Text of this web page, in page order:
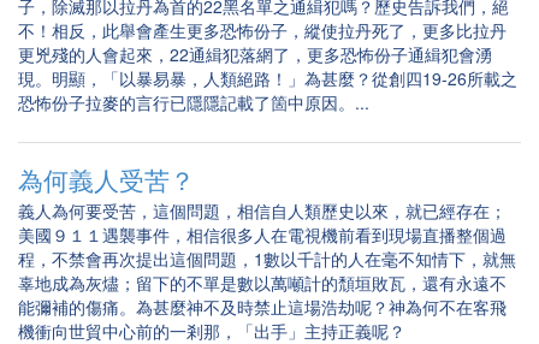
子，除滅那以拉丹為首的22黑名單之通緝犯嗎？歷史告訴我們，絕
不！相反，此舉會產生更多恐怖份子，縱使拉丹死了，更多比拉丹
更兇殘的人會起來，22通緝犯落網了，更多恐怖份子通緝犯會湧
現。明顯，「以暴易暴，人類絕路！」為甚麼？從創四19-26所載之
恐怖份子拉麥的言行已隱隱記載了箇中原因。...
為何義人受苦？
義人為何要受苦，這個問題，相信自人類歷史以來，就已經存在；
美國９１１遇襲事件，相信很多人在電視機前看到現場直播整個過
程，不禁會再次提出這個問題，1數以千計的人在毫不知情下，就無
辜地成為灰燼；留下的不單是數以萬噸計的頹垣敗瓦，還有永遠不
能彌補的傷痛。為甚麼神不及時禁止這場浩劫呢？神為何不在客飛
機衝向世貿中心前的一剎那，「出手」主持正義呢？